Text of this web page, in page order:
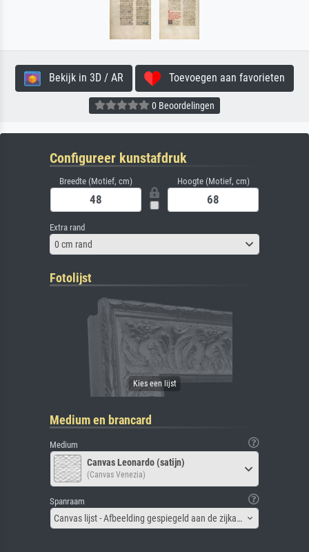
Bekijk in 3D / AR Toevoegen aan favorieten
0 Beoordelingen
Configureer kunstafdruk
Breedte (Motief, cm) Hoogte (Motief, cm)
Extra rand
0 cm rand
Fotolijst
Medium en brancard
Medium
Canvas Leonardo (satijn)
(Canvas Venezia)
Spanraam
Canvas lijst - Afbeelding gespiegeld aan de zijkant